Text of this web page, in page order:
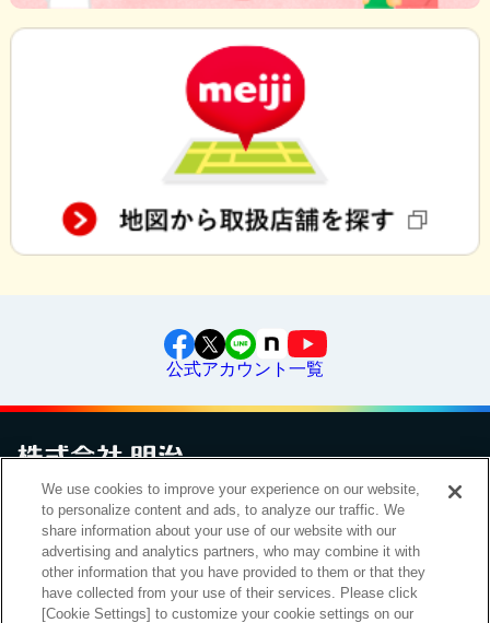
公式アカウント一覧
お問い合わせ サイトマップ個人情報保護について電子公告
アクセシビリティへの対応方針ご利用規約明治グループのDX
Cookie Settings
We use cookies to improve your experience on our website,
to personalize content and ads, to analyze our traffic. We
share information about your use of our website with our
advertising and analytics partners, who may combine it with
other information that you have provided to them or that they
have collected from your use of their services. Please click
[Cookie Settings] to customize your cookie settings on our